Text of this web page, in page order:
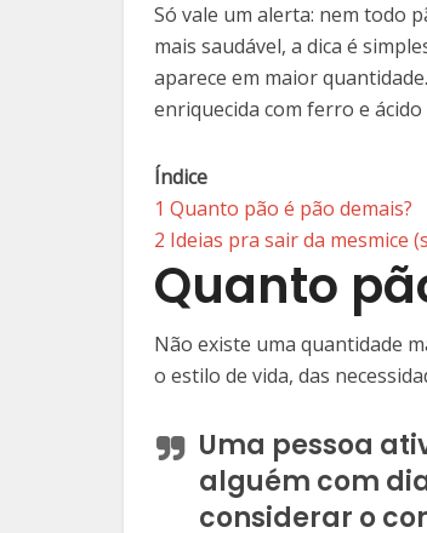
Só vale um alerta: nem todo
mais saudável, a dica é
aparece em maior
enriquecida com ferro e
Índice
1 Quanto pão é pão demais?
2 Ideias pra sair da mesmice
Quanto
Não existe uma quantidade
o estilo de vida, das
Uma pessoa
alguém com
considerar o